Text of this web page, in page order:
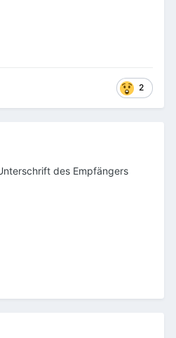
2
des Empfängers